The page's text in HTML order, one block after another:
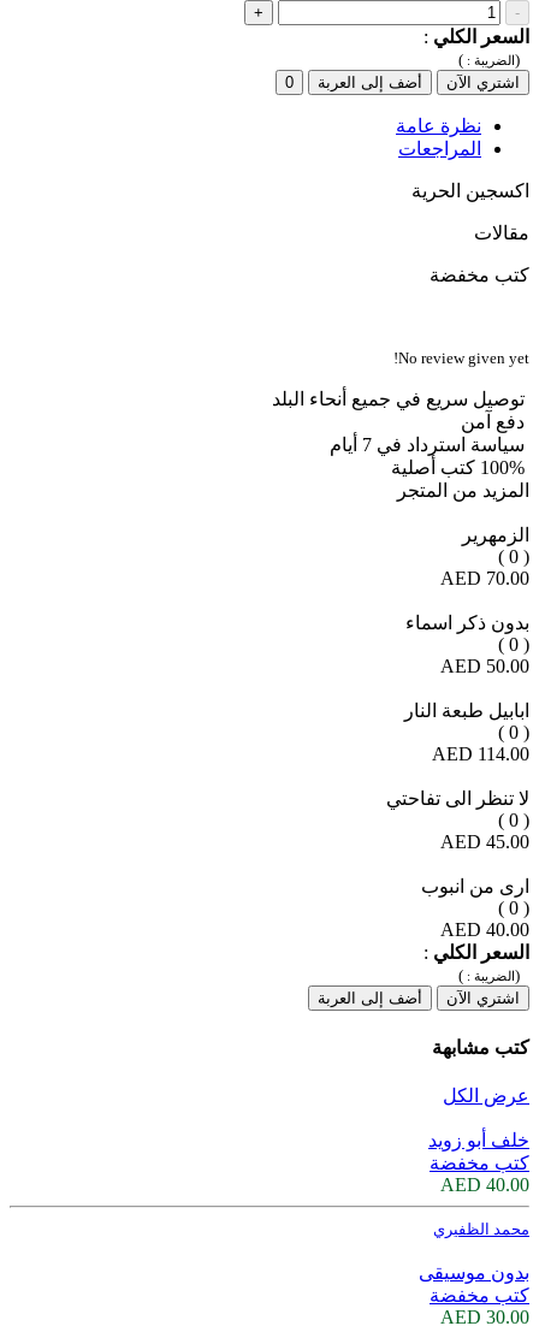
-
+
السعر الكلي :
(الضريبة : )
اشتري الآن
أضف إلى العربة 0
نظرة عامة
المراجعات
اكسجين الحرية
مقالات
كتب مخفضة
No review given yet!
توصيل سريع في جميع أنحاء البلد
دفع آمن
سياسة استرداد في 7 أيام
100% كتب أصلية
المزيد من المتجر
الزمهرير
( 0 )
70.00 AED
بدون ذكر اسماء
( 0 )
50.00 AED
ابابيل طبعة النار
( 0 )
114.00 AED
لا تنظر الى تفاحتي
( 0 )
45.00 AED
ارى من انبوب
( 0 )
40.00 AED
السعر الكلي :
(الضريبة : )
اشتري الآن
أضف إلى العربة
كتب مشابهة
عرض الكل
خلف أبو زويد
كتب مخفضة
40.00 AED
محمد الظفيري
بدون موسيقى
كتب مخفضة
30.00 AED